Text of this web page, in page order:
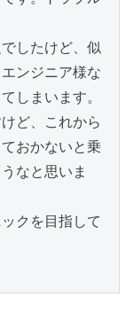
したけど、似
ンジニア様な
しまいます。
ど、これから
おかないと乗
なと思いま
クを目指して